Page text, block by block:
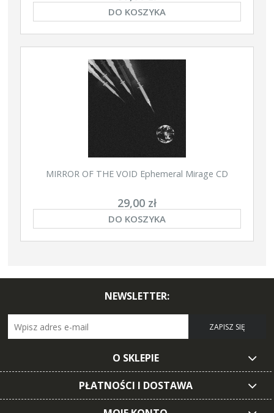
DO KOSZYKA
MIRROR OF THE VOID Ephemeral Mirage CD
29,00 zł
DO KOSZYKA
NEWSLETTER:
ZAPISZ SIĘ
O SKLEPIE
PŁATNOŚCI I DOSTAWA